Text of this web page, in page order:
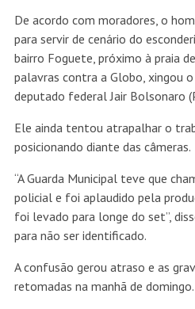
De acordo com moradores, o
para servir de cenário do
bairro Foguete, próximo à praia
palavras contra a Globo, xingou
deputado federal Jair Bolsonaro
Ele ainda tentou atrapalhar o
posicionando diante das câmeras.
“A Guarda Municipal teve que
policial e foi aplaudido pela
foi levado para longe do set”,
para não ser identificado.
A confusão gerou atraso e as
retomadas na manhã de domingo.